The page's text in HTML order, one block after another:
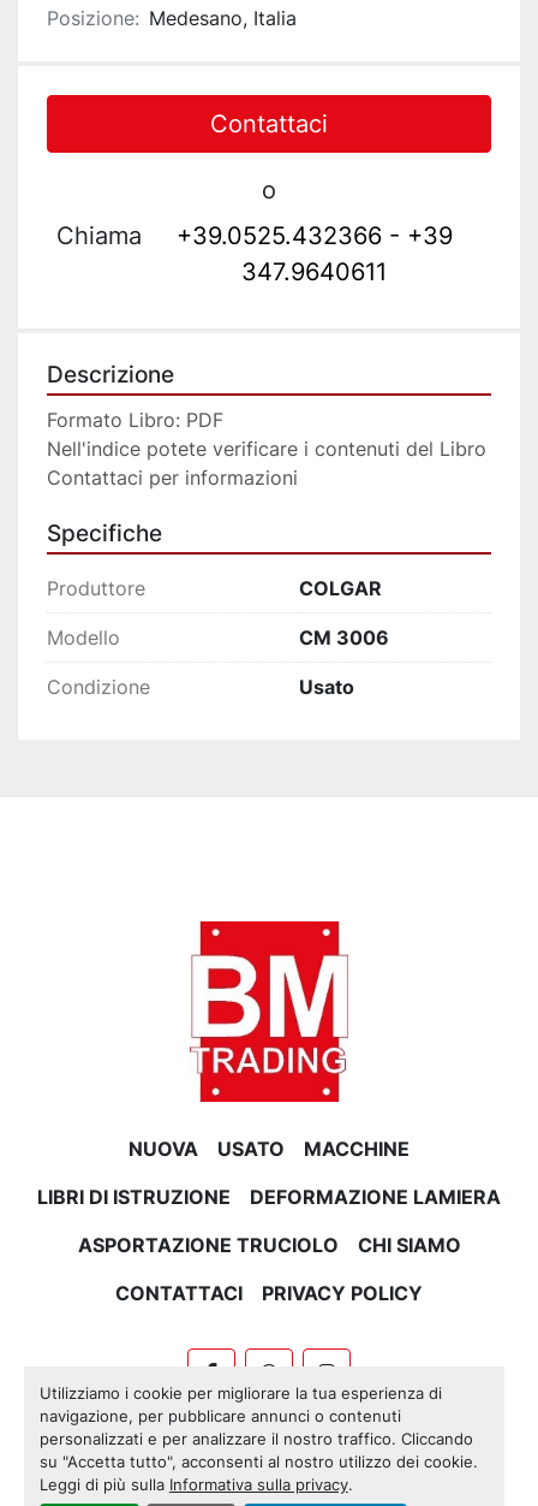
Utilizziamo i cookie per migliorare la tua esperienza di
navigazione, per pubblicare annunci o contenuti
personalizzati e per analizzare il nostro traffico. Cliccando
su "Accetta tutto", acconsenti al nostro utilizzo dei cookie.
Leggi di più sulla Informativa sulla privacy.
Posizione: Medesano, Italia
Contattaci
o
Chiama
+39.0525.432366 - +39
347.9640611
Descrizione
Formato Libro: PDF
Nell'indice potete verificare i contenuti del Libro
Contattaci per informazioni
Specifiche
Produttore COLGAR
Modello CM 3006
Condizione Usato
NUOVA USATO
MACCHINE
LIBRI DI ISTRUZIONE
DEFORMAZIONE LAMIERA
ASPORTAZIONE TRUCIOLO
CHI SIAMO
CONTATTACI
PRIVACY POLICY
facebookwhatsappinstagram
Machinio System sito web diMachinio
Personalizza le preferenze sui Cookies